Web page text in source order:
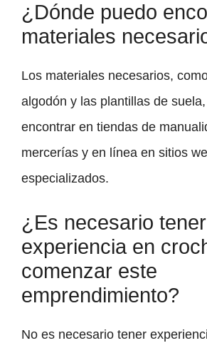
¿Dónde puedo
materiales
Los materiales necesarios,
algodón y las plantillas de
encontrar en tiendas de
mercerías y en línea en sitios
especializados.
¿Es necesario tener
experiencia en
comenzar este
emprendimiento?
No es necesario tener